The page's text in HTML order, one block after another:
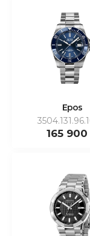
Epos
165 900